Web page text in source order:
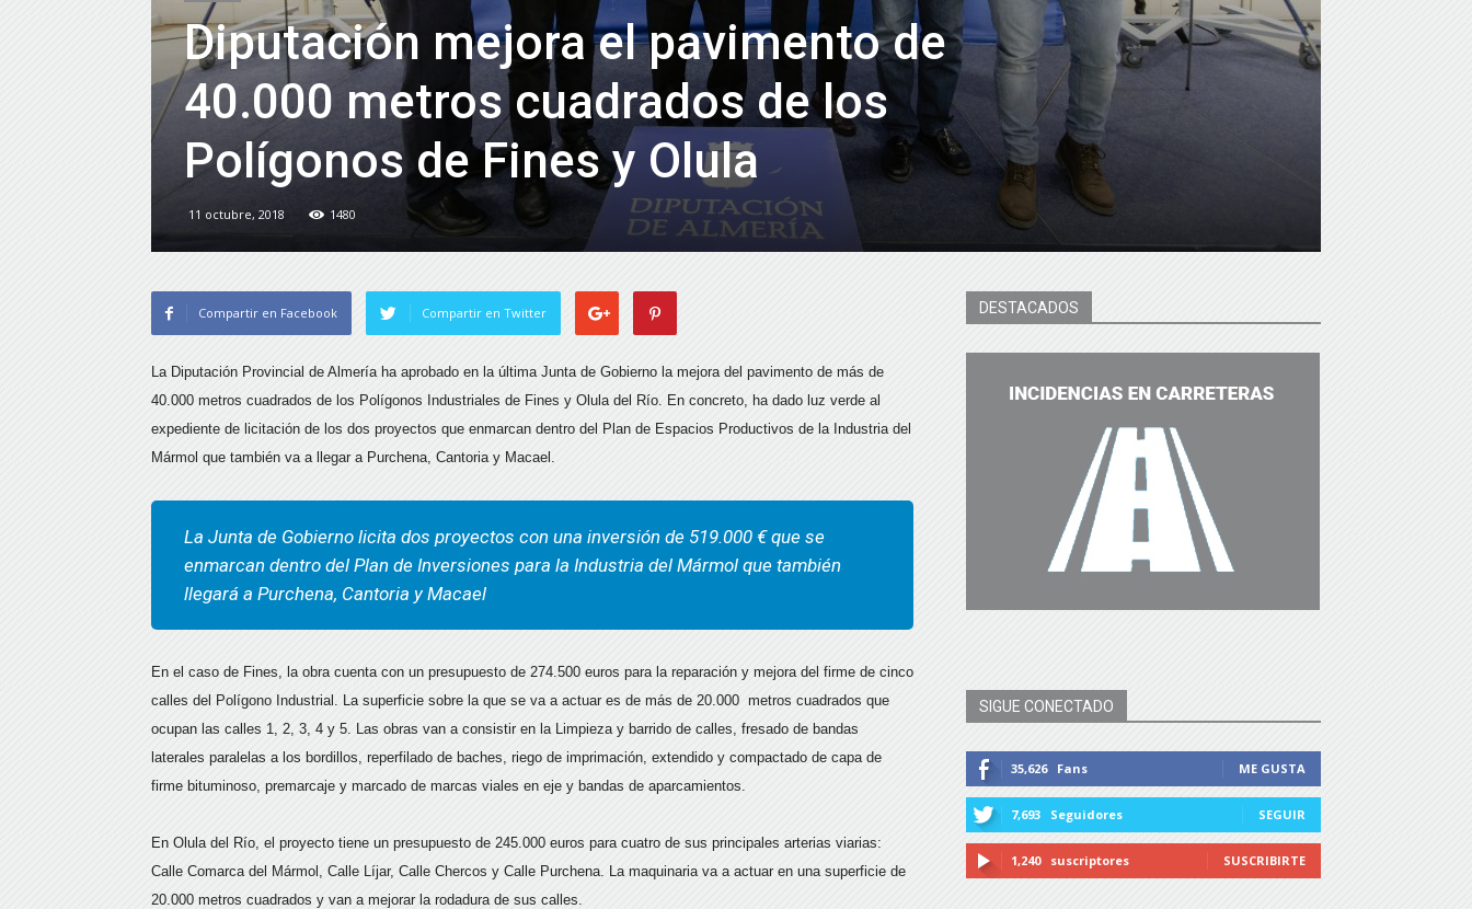
Diputación mejora el pavimento de
40.000 metros cuadrados de los
Polígonos de Fines y Olula
11 octubre, 2018 1480
Compartir en Facebook Compartir en Twitter
La Diputación Provincial de Almería ha aprobado en la última Junta de Gobierno la mejora del pavimento de más de
40.000 metros cuadrados de los Polígonos Industriales de Fines y Olula del Río. En concreto, ha dado luz verde al
expediente de licitación de los dos proyectos que enmarcan dentro del Plan de Espacios Productivos de la Industria del
Mármol que también va a llegar a Purchena, Cantoria y Macael.
La Junta de Gobierno licita dos proyectos con una inversión de 519.000 € que se
enmarcan dentro del Plan de Inversiones para la Industria del Mármol que también
llegará a Purchena, Cantoria y Macael
En el caso de Fines, la obra cuenta con un presupuesto de 274.500 euros para la reparación y mejora del firme de cinco
calles del Polígono Industrial. La superficie sobre la que se va a actuar es de más de 20.000 metros cuadrados que
ocupan las calles 1, 2, 3, 4 y 5. Las obras van a consistir en la Limpieza y barrido de calles, fresado de bandas
laterales paralelas a los bordillos, reperfilado de baches, riego de imprimación, extendido y compactado de capa de
firme bituminoso, premarcaje y marcado de marcas viales en eje y bandas de aparcamientos.
En Olula del Río, el proyecto tiene un presupuesto de 245.000 euros para cuatro de sus principales arterias viarias:
Calle Comarca del Mármol, Calle Líjar, Calle Chercos y Calle Purchena. La maquinaria va a actuar en una superficie de
20.000 metros cuadrados y van a mejorar la rodadura de sus calles.
DESTACADOS
SIGUE CONECTADO
35,626 Fans ME GUSTA
7,693 Seguidores SEGUIR
1,240 suscriptores SUSCRIBIRTE